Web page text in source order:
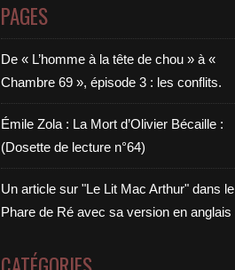
PAGES
De « L’homme à la tête de chou » à «
Chambre 69 », épisode 3 : les conflits.
Émile Zola : La Mort d’Olivier Bécaille :
(Dosette de lecture n°64)
Un article sur "Le Lit Mac Arthur" dans le
Phare de Ré avec sa version en anglais